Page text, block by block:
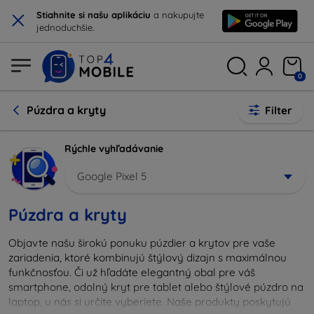
× Stiahnite si našu aplikáciu a nakupujte
jednoduchšie.
0
Púzdra a kryty Filter
Rýchle vyhľadávanie
Google Pixel 5
Púzdra a kryty
Objavte našu širokú ponuku púzdier a krytov pre vaše
zariadenia, ktoré kombinujú štýlový dizajn s maximálnou
funkčnosťou. Či už hľadáte elegantný obal pre váš
smartphone, odolný kryt pre tablet alebo štýlové púzdro na
laptop, u nás si určite vyberiete. Naše produkty poskytujú